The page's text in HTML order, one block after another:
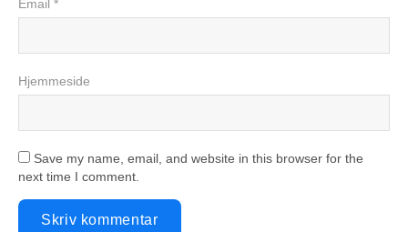
Email *
Hjemmeside
Save my name, email, and website in this browser for the
next time I comment.